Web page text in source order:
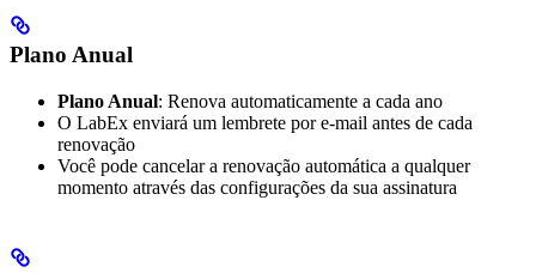
Plano Anual
Plano Anual: Renova automaticamente a cada ano
O LabEx enviará um lembrete por e-mail antes de cada
renovação
Você pode cancelar a renovação automática a qualquer
momento através das configurações da sua assinatura